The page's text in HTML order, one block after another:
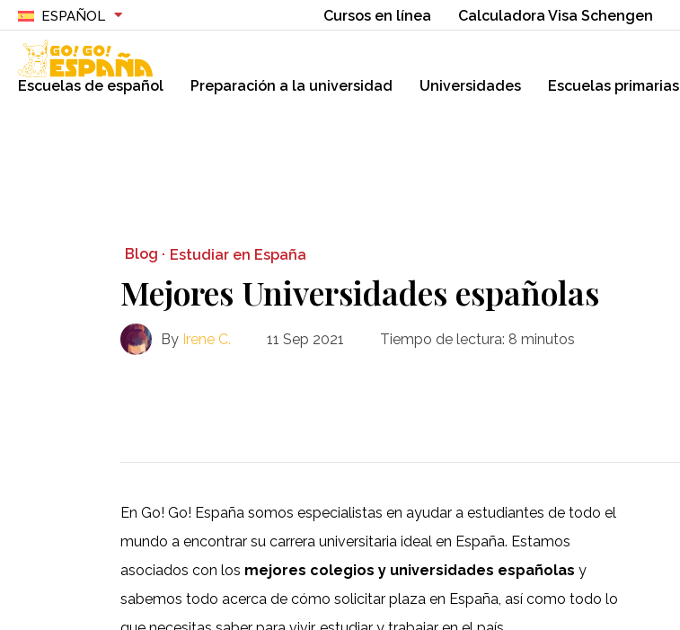
ESPAÑOL Cursos en línea Calculadora Visa Schengen
Escuelas de español Preparación a la universidad Universidades Escuelas primarias
Blog · Estudiar en España
Mejores Universidades españolas
By Irene C. 11 Sep 2021 Tiempo de lectura: 8 minutos
En Go! Go! España somos especialistas en ayudar a estudiantes de todo el
mundo a encontrar su carrera universitaria ideal en España. Estamos
asociados con los mejores colegios y universidades españolas y
sabemos todo acerca de cómo solicitar plaza en España, así como todo lo